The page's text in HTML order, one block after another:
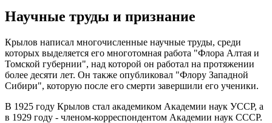
Научные труды и признание
Крылов написал многочисленные научные труды, среди
которых выделяется его многотомная работа "Флора Алтая и
Томской губернии", над которой он работал на протяжении
более десяти лет. Он также опубликовал "Флору Западной
Сибири", которую после его смерти завершили его ученики.
В 1925 году Крылов стал академиком Академии наук УССР, а
в 1929 году - членом-корреспондентом Академии наук СССР.